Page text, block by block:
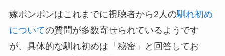
嫁ポンポンはこれまでに視聴者から2人の馴れ初め
についての質問が多数寄せられているようです
が、具体的な馴れ初めは「秘密」と回答してお